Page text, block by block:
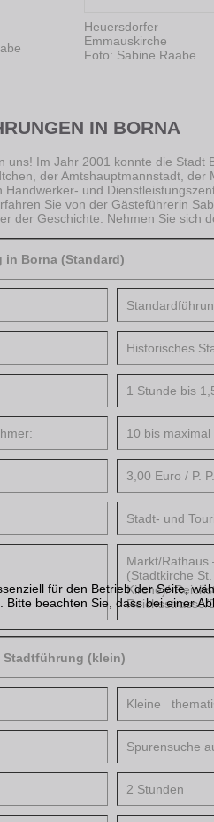
Heuersdorfer
Emmauskirche
Foto: Sabine Raabe
IN BORNA
uns! Im Jahr 2001 konnte die
der Amtshauptmannstadt,
Handwerker- und
Sie von der Gästeführerin
der Geschichte. Nehmen Sie sich
in Borna (Standard)
Historisches
1 Stunde bis
10 bis
3,00 Euro / P. P.
Stadt- und
Markt/Rathaus
(Stadtkirche
Kirche)/-
Reichsstrasse/
Stadtführung (klein)
Kleine
Spurensuche
2 Stunden
für den Betrieb der Seite,
beachten Sie, dass bei einer